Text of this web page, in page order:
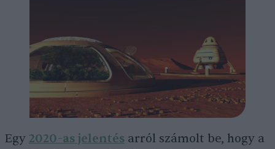
Egy 2020-as jelentés arról számolt be, hogy a